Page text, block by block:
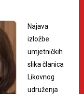
Najava
izložbe
umjetničkih
slika članica
Likovnog
udruženja